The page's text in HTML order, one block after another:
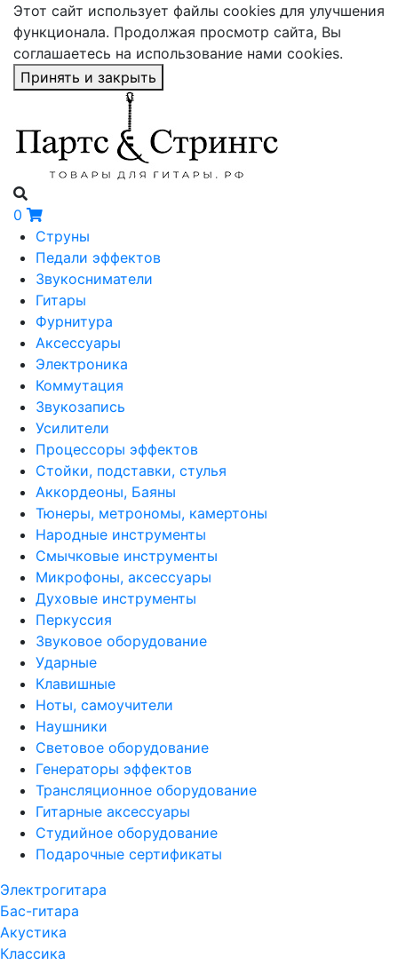
Этот сайт использует файлы cookies для улучшения
функционала. Продолжая просмотр сайта, Вы
соглашаетесь на использование нами cookies.
Принять и закрыть
0
Струны
Педали эффектов
Звукосниматели
Гитары
Фурнитура
Аксессуары
Электроника
Коммутация
Звукозапись
Усилители
Процессоры эффектов
Стойки, подставки, стулья
Аккордеоны, Баяны
Тюнеры, метрономы, камертоны
Народные инструменты
Смычковые инструменты
Микрофоны, аксессуары
Духовые инструменты
Перкуссия
Звуковое оборудование
Ударные
Клавишные
Ноты, самоучители
Наушники
Световое оборудование
Генераторы эффектов
Трансляционное оборудование
Гитарные аксессуары
Студийное оборудование
Подарочные сертификаты
Электрогитара
Бас-гитара
Акустика
Классика